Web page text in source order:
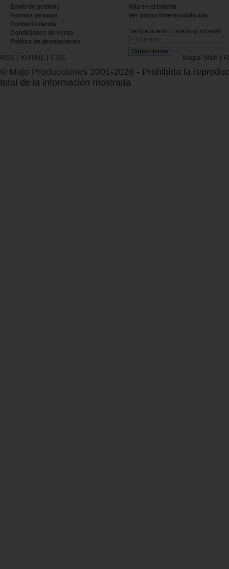
Envío de pedidos
Formas de pago
Contacto tienda
Condiciones de venta
Política de devoluciones
Alta en el boletin
Ver último boletin publicado
Recibe nuestro boletín quincenal.
RSS | XHTML | CSS Mapa Web |
© Majo Producciones 2001-2026 - Prohibida la
total de la información mostrada